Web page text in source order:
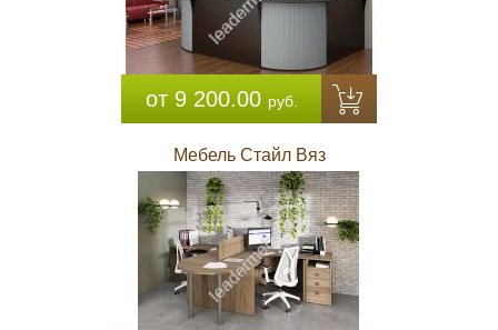
от 9 200.00 руб.
Мебель Стайл Вяз